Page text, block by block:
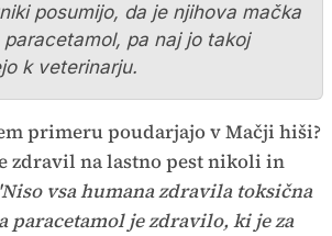
posumijo, da je njihova mačka
paracetamol, pa naj jo takoj
k veterinarju.
primeru poudarjajo v Mačji hiši?
zdravil na lastno pest nikoli in
vsa humana zdravila toksična
paracetamol je zdravilo, ki je za